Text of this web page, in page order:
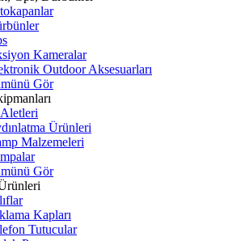
Kameralar
Outdoor Aksesuarları
Gör
Ürünleri
Malzemeleri
Gör
Kapları
Tutucular